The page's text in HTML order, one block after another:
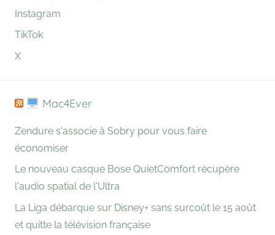
Instagram
TikTok
X
Mac4Ever
Zendure s'associe à Sobry pour vous faire
économiser
Le nouveau casque Bose QuietComfort récupère
l'audio spatial de l'Ultra
La Liga débarque sur Disney+ sans surcoût le 15 août
et quitte la télévision française